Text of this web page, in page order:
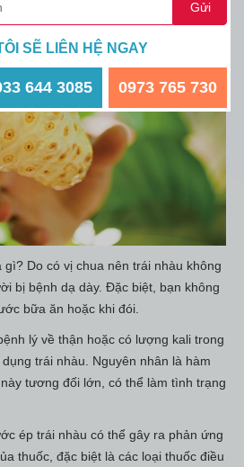
gì? Do có vị chua nên trái nhàu không
bị bệnh dạ dày. Đặc biệt, bạn không
bữa ăn hoặc khi đói.
lý về thận hoặc có lượng kali trong
trái nhàu. Nguyên nhân là hàm
tương đối lớn, có thể làm tình trạng
ép trái nhàu có thể gây ra phản ứng
thuốc, đặc biệt là các loại thuốc điều
SẼ LIÊN HỆ NGAY
644 3085 0973 765 730